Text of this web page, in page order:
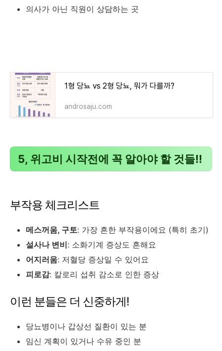
의사가 아닌 직원이 상담하는 곳
1형 당뇨 vs 2형 당뇨, 뭐가 다를까?
androsaju.com
5, 위고비 시작전에 꼭 알아야 할 것들!!
부작용 체크리스트
메스꺼움, 구토: 가장 흔한 부작용이에요 (특히 초기)
설사나 변비: 소화기계 증상도 흔해요
어지러움: 저혈당 증상일 수 있어요
피로감: 칼로리 섭취 감소로 인한 증상
이런 분들은 더 신중하게!
당뇨병이나 갑상선 질환이 있는 분
임신 계획이 있거나 수유 중인 분